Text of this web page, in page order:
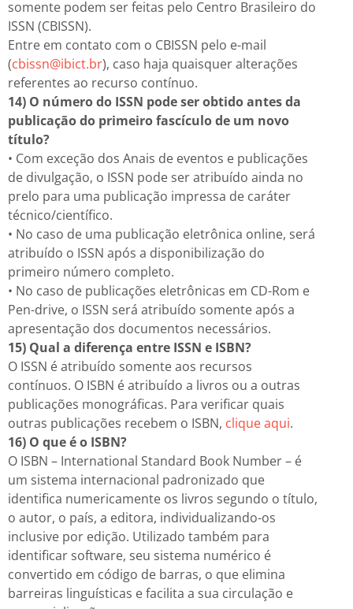
somente podem ser feitas pelo Centro Brasileiro do
ISSN (CBISSN).
Entre em contato com o CBISSN pelo e-mail
(cbissn@ibict.br), caso haja quaisquer alterações
referentes ao recurso contínuo.
14) O número do ISSN pode ser obtido antes da
publicação do primeiro fascículo de um novo
título?
• Com exceção dos Anais de eventos e publicações
de divulgação, o ISSN pode ser atribuído ainda no
prelo para uma publicação impressa de caráter
técnico/científico.
• No caso de uma publicação eletrônica online, será
atribuído o ISSN após a disponibilização do
primeiro número completo.
• No caso de publicações eletrônicas em CD-Rom e
Pen-drive, o ISSN será atribuído somente após a
apresentação dos documentos necessários.
15) Qual a diferença entre ISSN e ISBN?
O ISSN é atribuído somente aos recursos
contínuos. O ISBN é atribuído a livros ou a outras
publicações monográficas. Para verificar quais
outras publicações recebem o ISBN, clique aqui.
16) O que é o ISBN?
O ISBN – International Standard Book Number – é
um sistema internacional padronizado que
identifica numericamente os livros segundo o título,
o autor, o país, a editora, individualizando-os
inclusive por edição. Utilizado também para
identificar software, seu sistema numérico é
convertido em código de barras, o que elimina
barreiras linguísticas e facilita a sua circulação e